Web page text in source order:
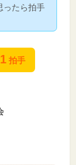
ったら拍手
拍手